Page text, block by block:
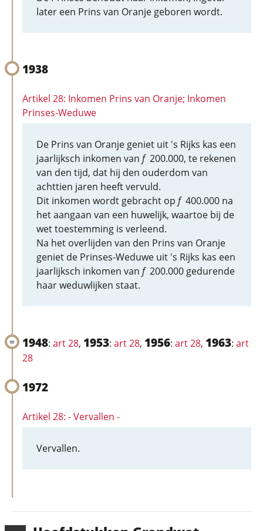
later een Prins van Oranje geboren wordt.
1938
Artikel 28: Inkomen Prins van Oranje; Inkomen
Prinses-Weduwe
De Prins van Oranje geniet uit 's Rijks kas een
jaarlijksch inkomen van f 200.000, te rekenen
van den tijd, dat hij den ouderdom van
achttien jaren heeft vervuld.
Dit inkomen wordt gebracht op f 400.000 na
het aangaan van een huwelijk, waartoe bij de
wet toestemming is verleend.
Na het overlijden van den Prins van Oranje
geniet de Prinses-Weduwe uit 's Rijks kas een
jaarlijksch inkomen van f200.000 gedurende
haar weduwlijken staat.
1948: art 28, 1953: art 28, 1956: art 28, 1963: art
28
1972
Artikel 28: - Vervallen -
Vervallen.